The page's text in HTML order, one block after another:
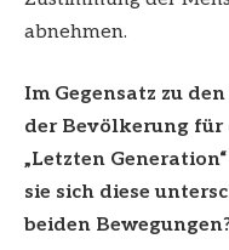
abnehmen.
Im Gegensatz zu
der Bevölkerung
„Letzten
sie sich diese
beiden